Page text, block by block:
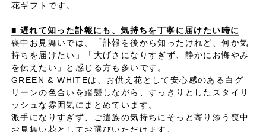
花ギフトです。
■ 遅れて知った訃報にも、気持ちを丁寧に届けたい時に
喪中お見舞いでは、「訃報を後から知ったけれど、何か気
持ちを届けたい」「大げさになりすぎず、静かにお悔やみ
を伝えたい」と感じる方も多いです。
GREEN & WHITEは、お供え花として安心感のある白グ
リーンの色合いを踏襲しながら、すっきりとしたスタイリ
ッシュな雰囲気にまとめています。
派手になりすぎず、ご遺族の気持ちにそっと寄り添う喪中
お見舞い花としてお選びいただけます。